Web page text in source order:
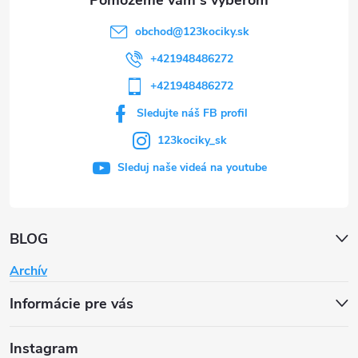
BLOG
Archív
Informácie pre vás
obchod@123kociky.sk
+421948486272
+421948486272
Sledujte náš FB profil
123kociky_sk
Sleduj naše videá na youtube
Instagram